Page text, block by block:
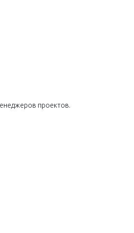
проектов.